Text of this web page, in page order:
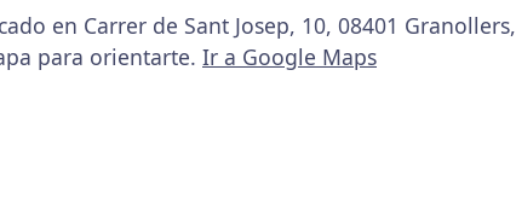
en Carrer de Sant Josep, 10, 08401 Granollers,
para orientarte. Ir a Google Maps